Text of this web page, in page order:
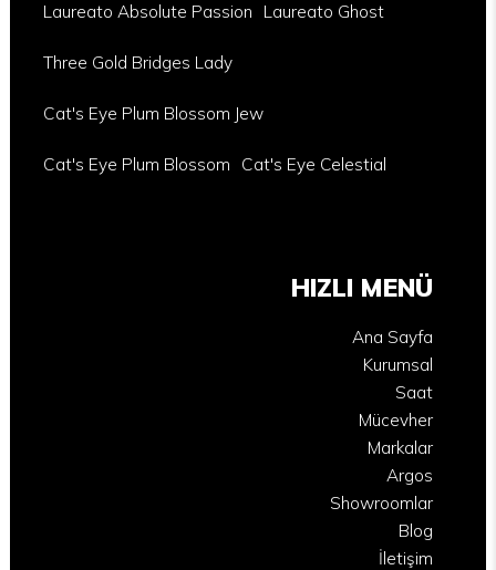
Laureato Absolute Passion Laureato Ghost
Three Gold Bridges Lady
Cat's Eye Plum Blossom Jew
Cat's Eye Plum Blossom Cat's Eye Celestial
HIZLI MENÜ
Ana Sayfa
Kurumsal
Saat
Mücevher
Markalar
Argos
Showroomlar
Blog
İletişim